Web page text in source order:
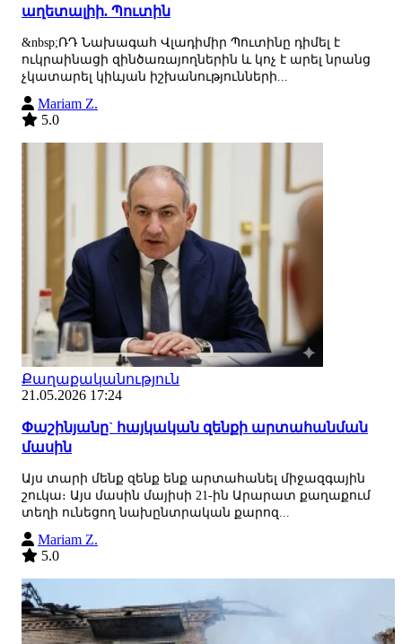
աղետալիի. Պուտին
&nbsp;ՌԴ Նախագահ Վլադիմիր Պուտինը դիմել է
ուկրաինացի զինծառայողներին և կոչ է արել նրանց
չկատարել կիևյան իշխանությունների...
Mariam Z.
5.0
Քաղաքականություն
21.05.2026 17:24
Փաշինյանը` հայկական զենքի արտահանման
մասին
Այս տարի մենք զենք ենք արտահանել միջազգային
շուկա։ Այս մասին մայիսի 21-ին Արարատ քաղաքում
տեղի ունեցող նախընտրական քարոզ...
Mariam Z.
5.0